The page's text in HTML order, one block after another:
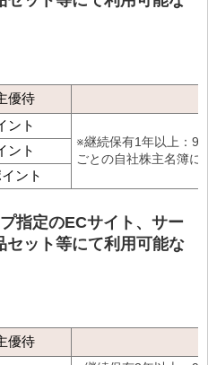
優待
ント
※継続保有1年以上：9
ごとの自社株主名簿
ント
ント
指定のECサイト、サー
セット等にて利用可能な
優待